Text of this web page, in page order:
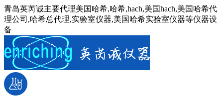
青岛英芮诚主要代理美国哈希,哈希,hach,美国hach,美国哈希代
理公司,哈希总代理,实验室仪器,美国哈希实验室仪器等仪器设
备